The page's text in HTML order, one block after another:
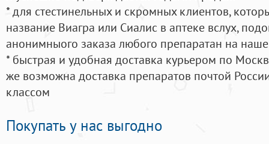
* для стестинельных и скромных клиентов,
название Виагра или Сиалис в аптеке вслух,
анонимныого заказа любого препаратан на
* быстрая и удобная доставка курьером по
же возможна доставка препаратов почтой
классом
Покупать у нас выгодно